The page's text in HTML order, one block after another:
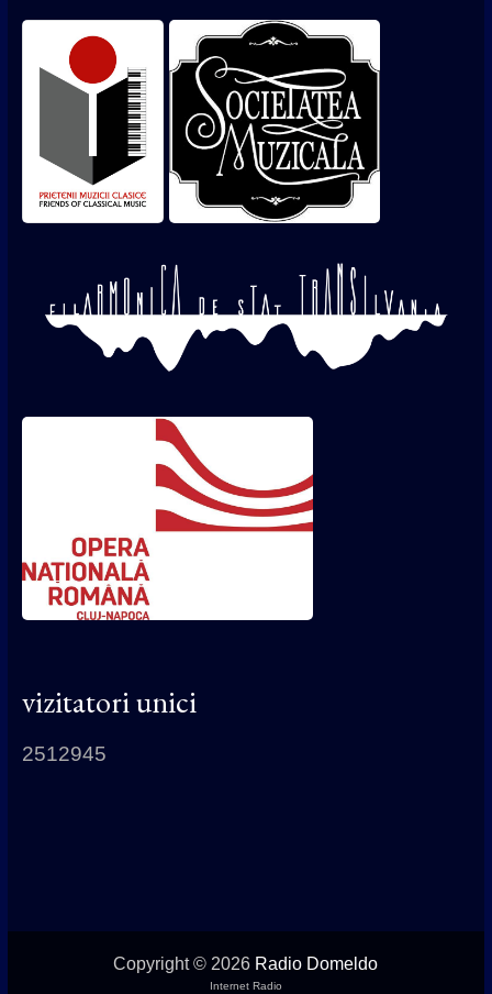
vizitatori unici
2512945
Copyright © 2026 Radio Domeldo
Internet Radio